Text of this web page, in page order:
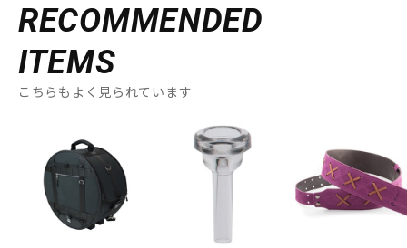
RECOMMENDED
ITEMS
こちらもよく見られています